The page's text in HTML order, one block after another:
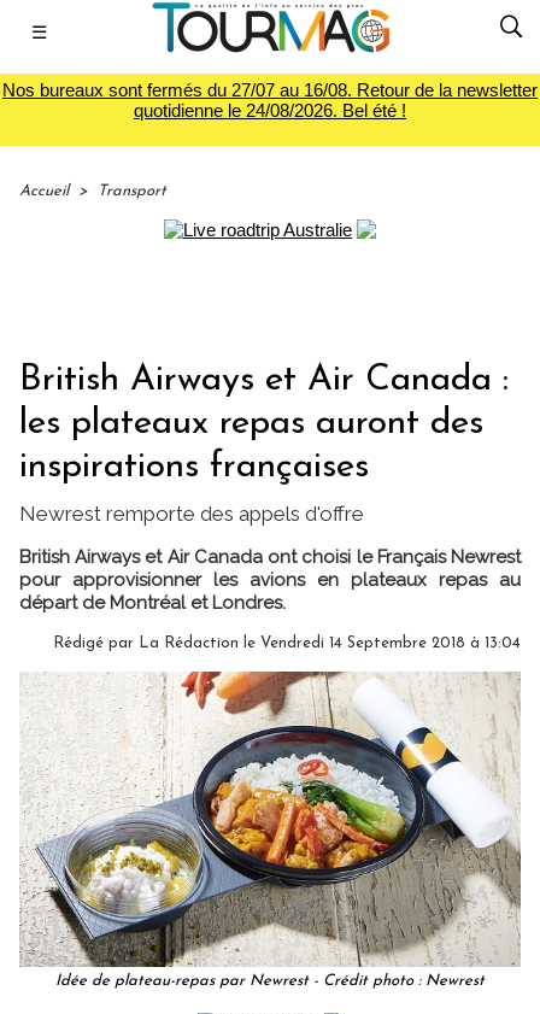
☰
Nos bureaux sont fermés du 27/07 au 16/08. Retour de la newsletter
quotidienne le 24/08/2026. Bel été !
Accueil > Transport
British Airways et Air Canada :
les plateaux repas auront des
inspirations françaises
Newrest remporte des appels d'offre
British Airways et Air Canada ont choisi le Français Newrest
pour approvisionner les avions en plateaux repas au
départ de Montréal et Londres.
Rédigé par La Rédaction le Vendredi 14 Septembre 2018 à 13:04
Idée de plateau-repas par Newrest - Crédit photo : Newrest